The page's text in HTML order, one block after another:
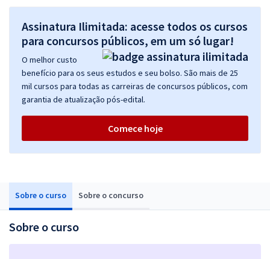
Sobre o curso Sobre o concurso
Sobre o curso
Assinatura Ilimitada: acesse todos os cursos
para concursos públicos, em um só lugar!
O melhor custo
benefício para os seus estudos e seu bolso. São mais de 25
mil cursos para todas as carreiras de concursos públicos, com
garantia de atualização pós-edital.
Comece hoje